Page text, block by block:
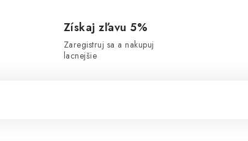
Získaj zľavu 5%
Zaregistruj sa a nakupuj
lacnejšie